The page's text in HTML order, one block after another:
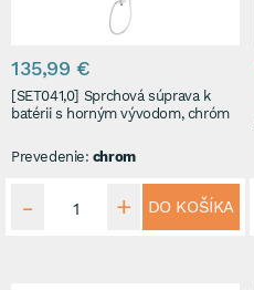
135,99 €
[SET041,0] Sprchová súprava k
batérii s horným vývodom, chróm
Prevedenie: chrom
DO KOŠÍKA